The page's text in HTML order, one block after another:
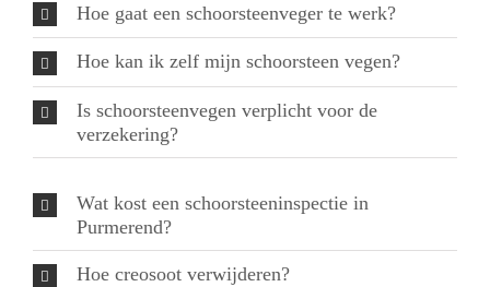
Hoe gaat een schoorsteenveger te werk?
Hoe kan ik zelf mijn schoorsteen vegen?
Is schoorsteenvegen verplicht voor de
verzekering?
Wat kost een schoorsteeninspectie in
Purmerend?
Hoe creosoot verwijderen?